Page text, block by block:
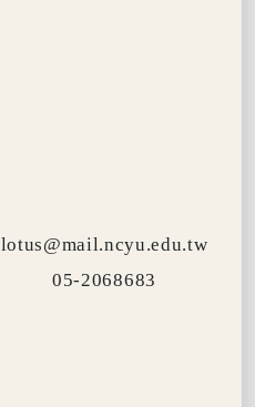
lotus@mail.ncyu.edu.tw
05-2068683